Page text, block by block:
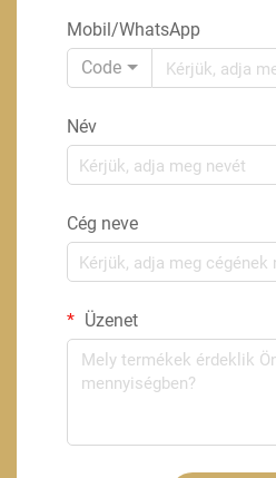
Mobil/WhatsApp
Code
Név
Cég neve
Üzenet